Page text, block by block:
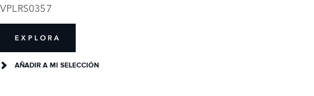
VPLRS0357
EXPLORA
AÑADIR A MI SELECCIÓN